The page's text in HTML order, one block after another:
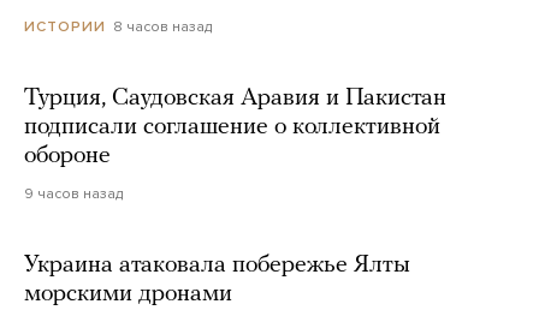
ИСТОРИИ 8 часов назад
Турция, Саудовская Аравия и Пакистан
подписали соглашение о коллективной
обороне
9 часов назад
Украина атаковала побережье Ялты
морскими дронами